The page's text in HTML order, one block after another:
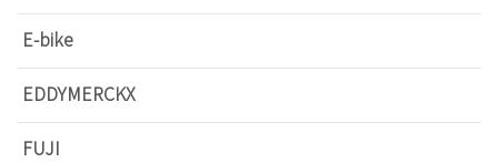
E-bike
EDDYMERCKX
FUJI